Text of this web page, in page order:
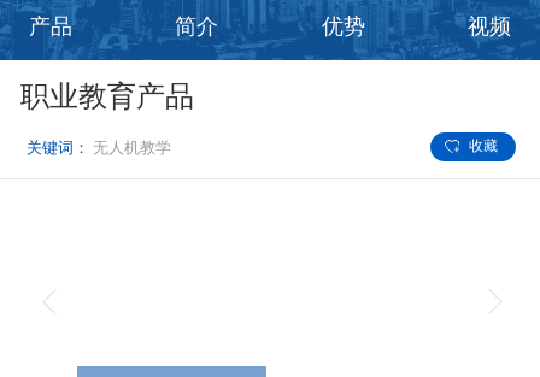
产品 简介 优势 视频
职业教育产品
关键词： 无人机教学 收藏